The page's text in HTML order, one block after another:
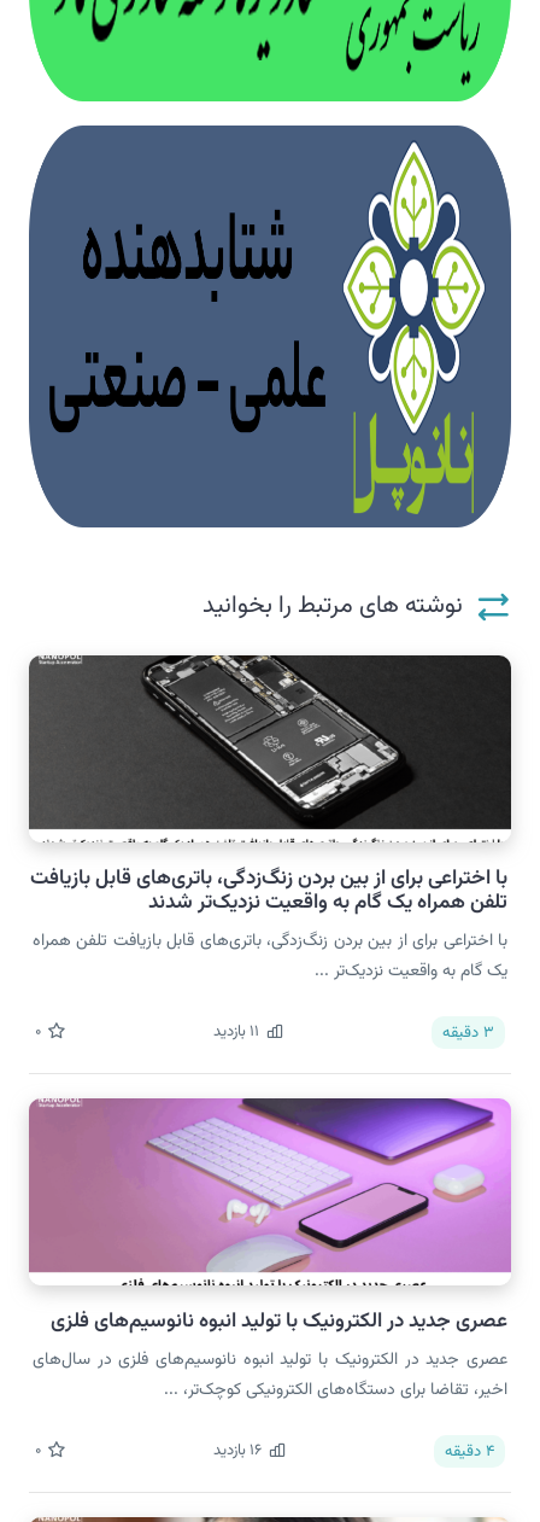
نوشته های مرتبط را بخوانید
با اختراعی برای از بین بردن زنگ‌زدگی، باتری‌های قابل بازیافت
تلفن همراه یک گام به واقعیت نزدیک‌تر شدند
با اختراعی برای از بین بردن زنگ‌زدگی، باتری‌های قابل بازیافت تلفن همراه
یک گام به واقعیت نزدیک‌تر ...
3 دقیقه 11 بازدید 0
عصری جدید در الکترونیک با تولید انبوه نانوسیم‌های فلزی
عصری جدید در الکترونیک با تولید انبوه نانوسیم‌های فلزی در سال‌های
اخیر، تقاضا برای دستگاه‌های الکترونیکی کوچک‌تر، ...
4 دقیقه 16 بازدید 0